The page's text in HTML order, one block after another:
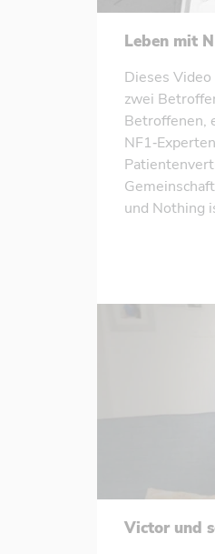
Leben mit
Dieses
zwei
Betroffenen,
und Nothing
Victor und